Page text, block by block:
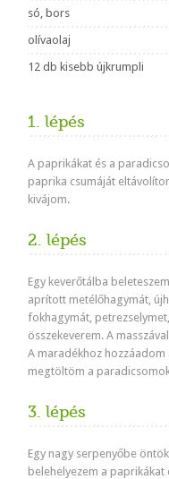
só, bors
olívaolaj
12 db kisebb újkrumpli
1. lépés
A paprikákat és a
paprika csumáját
kivájom.
2. lépés
Egy keverőtálba
aprított metélőhagymát,
fokhagymát,
összekeverem. A
A maradékhoz
megtöltöm a
3. lépés
Egy nagy serpenyőbe
belehelyezem a